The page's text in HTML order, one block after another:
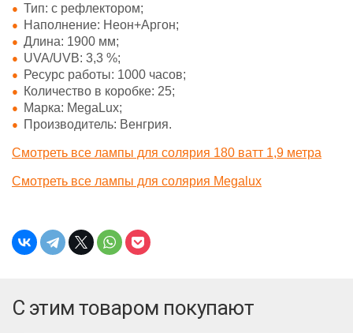
Тип: с рефлектором;
Наполнение: Неон+Аргон;
Длина: 1900 мм;
UVA/UVB: 3,3 %;
Ресурс работы: 1000 часов;
Количество в коробке: 25;
Марка: MegaLux;
Производитель: Венгрия.
Смотреть все лампы для солярия 180 ватт 1,9 метра
Смотреть все лампы для солярия Megalux
С этим товаром покупают